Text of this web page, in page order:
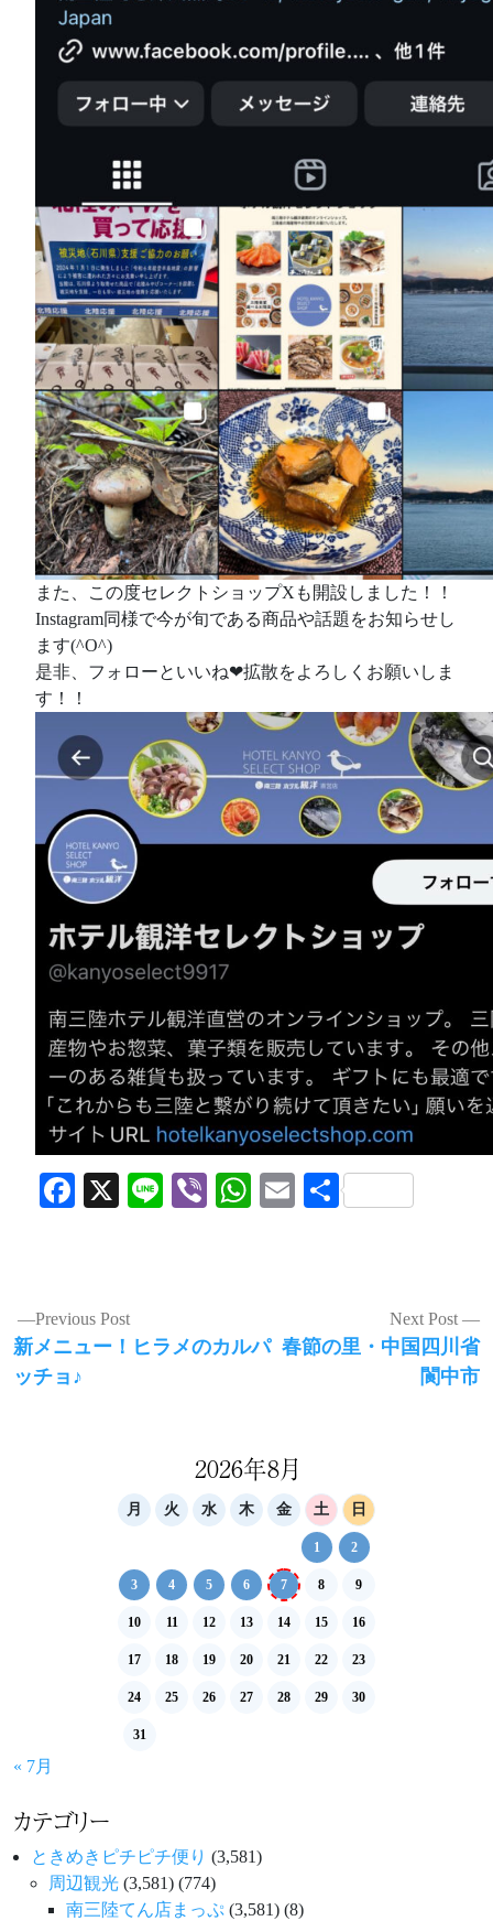
また、この度セレクトショップXも開設しました！！
Instagram同様で今が旬である商品や話題をお知らせし
ます(^O^)
是非、フォローといいね❤拡散をよろしくお願いしま
す！！
Facebook
X LineViberWhatsApp
Email
共
投
稿
ナ
Previous Post
Previous
post:
新メニュー！ヒラメのカルパ
ッチョ♪
Next Post
Next
春節の里・中国四川省
閬中市
2026年8月
月 火 水 木 金 土 日
1 2
3 4 5 6 7 8 9
10 11 12 13 14 15 16
17 18 19 20 21 22 23
24 25 26 27 28 29 30
31
« 7月
カテゴリー
ときめきピチピチ便り (3,581)
周辺観光 (3,581) (774)
南三陸てん店まっぷ (3,581) (8)